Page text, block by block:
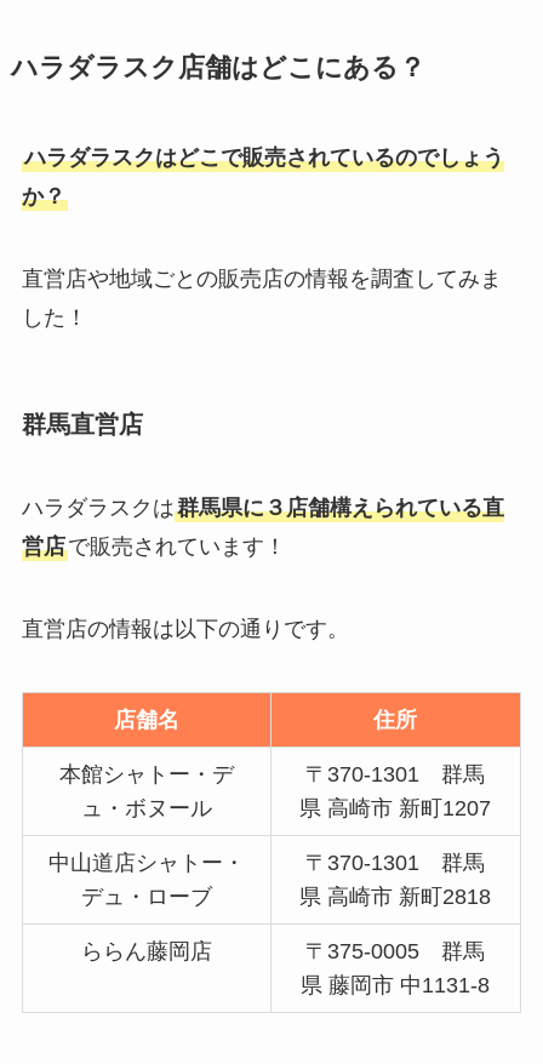
本店舗（ロフト・薬局・通販）で
ネリゾナユニバーサルクリームが
販売中止の理由は？代替品の市販
査！
可能？評判も調査
う？ドラッグストア・コンビニ・
調査！
うさぎ被り物はドンキに売って
る？shein・wego・amazon・百
均・楽天も徹底調査！
忍者めし鉄の鎧どこに売ってる？
ヨドバシやセブン・amazonや楽
天など通販で買える？
引越し挨拶の粗品はどこで買う？
ハラダラスク店舗はどこにある？
ハラダラスクはどこで販売されているのでしょう
か？
直営店や地域ごとの販売店の情報を調査してみま
した！
群馬直営店
ハラダラスクは群馬県に３店舗構えられている直
営店で販売されています！
直営店の情報は以下の通りです。
店舗名 住所
本館シャトー・デ
ュ・ボヌール
〒370-1301 群馬
県 高崎市 新町1207
中山道店シャトー・
デュ・ローブ
〒370-1301 群馬
県 高崎市 新町2818
ららん藤岡店
〒375-0005 群馬
県 藤岡市 中1131-8